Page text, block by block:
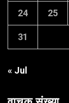
24 25
31
« Jul